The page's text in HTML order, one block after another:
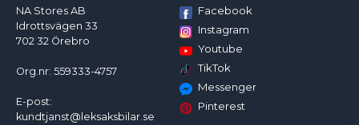
NA Stores AB
Idrottsvägen 33
702 32 Örebro
Org.nr: 559333-4757
E-post:
kundtjanst@leksaksbilar.se
Facebook
Instagram
Youtube
TikTok
Messenger
Pinterest